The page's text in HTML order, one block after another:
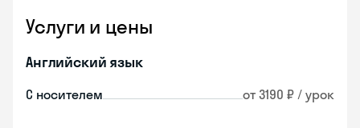
Услуги и цены
Английский язык
С носителем от 3190 ₽ / урок